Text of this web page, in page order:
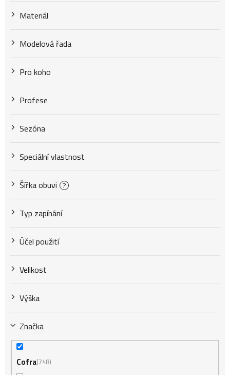
Materiál
Modelová řada
Pro koho
Profese
Sezóna
Speciální vlastnost
Šířka obuvi ?
Typ zapínání
Účel použití
Velikost
Výška
Značka
Cofra748